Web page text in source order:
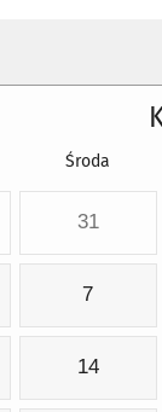
Środa
31
7
14